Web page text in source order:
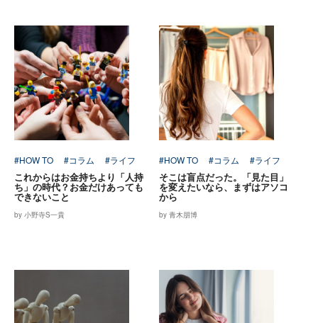
#HOW TO #コラム #ライフ
これからはお金持ちより「人持
ち」の時代？お金だけあっても
できないこと
by 小野寺S一貴
#HOW TO #コラム #ライフ
そこは盲点だった。「見た目」
を変えたいなら、まずはアソコ
から
by 青木朋博